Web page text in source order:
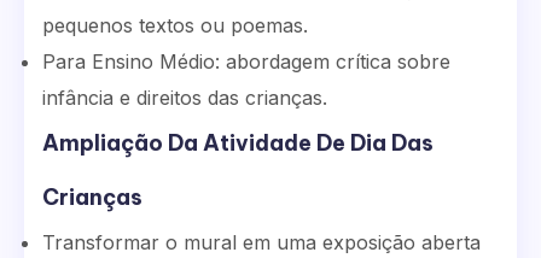
pequenos textos ou poemas.
Para Ensino Médio: abordagem crítica sobre
infância e direitos das crianças.
Ampliação Da Atividade De Dia Das
Crianças
Transformar o mural em uma exposição aberta